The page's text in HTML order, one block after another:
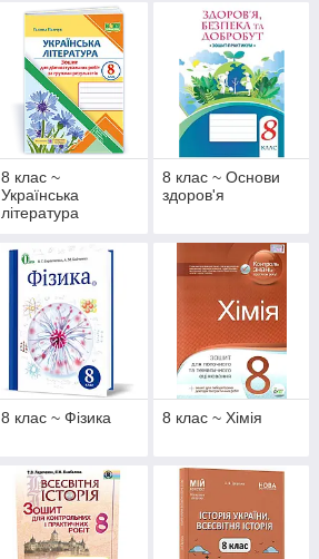
8 клас ~
Українська
література
8 клас ~ Основи
здоров'я
8 клас ~ Фізика 8 клас ~ Хімія